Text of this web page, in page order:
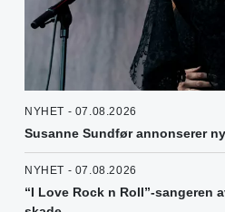
NYHET - 07.08.2026
Susanne Sundfør annonserer
NYHET - 07.08.2026
“I Love Rock n Roll”-sangeren